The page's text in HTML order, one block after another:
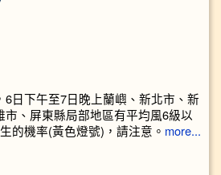
6日下午至7日晚上蘭嶼、新北市、新
、屏東縣局部地區有平均風6級以
的機率(黃色燈號)，請注意。 more...